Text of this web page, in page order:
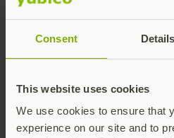
Consent Details
This website uses cookies
We use cookies to ensure that
experience on our site and to
Nachname
Firma